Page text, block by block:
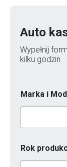
Auto
Wypełnij
kilku godzin
o
k
l
z
a
c
Marka i
Rok